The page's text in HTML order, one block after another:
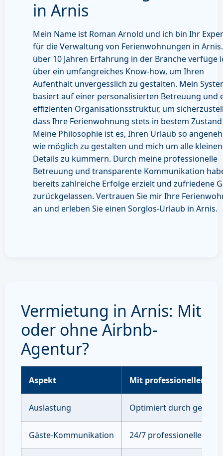
in Arnis
Mein Name ist Roman Arnold und ich bin Ihr
für die Verwaltung von Ferienwohnungen in
über 10 Jahren Erfahrung in der Branche verfüge
über ein umfangreiches Know-how, um Ihren
Aufenthalt unvergesslich zu gestalten. Mein
basiert auf einer personalisierten Betreuung und
effizienten Organisationsstruktur, um
dass Ihre Ferienwohnung stets in bestem
Meine Philosophie ist es, Ihren Urlaub so
wie möglich zu gestalten und mich um alle kleinen
Details zu kümmern. Durch meine professionelle
Betreuung und transparente Kommunikation
bereits zahlreiche Erfolge erzielt und zufriedene
zurückgelassen. Vertrauen Sie mir Ihre
an und erleben Sie einen Sorglos-Urlaub in Arnis.
Vermietung in Arnis: Mit
oder ohne Airbnb-
Agentur?
Aspekt Mit professioneller
Auslastung Optimiert durch
Gäste-Kommunikation 24/7 professioneller